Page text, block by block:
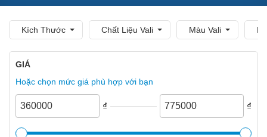
Kích Thước Chất Liệu Vali Màu Vali
GIÁ
Hoặc chọn mức giá phù hợp với bạn
₫ ₫